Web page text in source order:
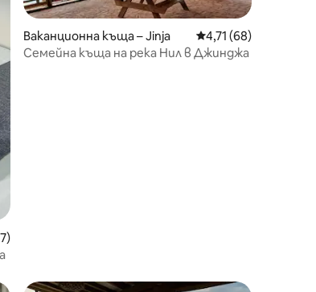
оценка: 5 от 5, 7 отзива
Ваканционна къща – Jinja Средна оценка:
4,71 (68)
Семейна къща на река Нил в Джинджа